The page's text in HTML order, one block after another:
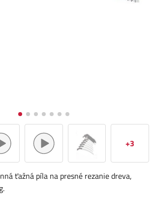
+3
ťažná píla na presné rezanie dreva,